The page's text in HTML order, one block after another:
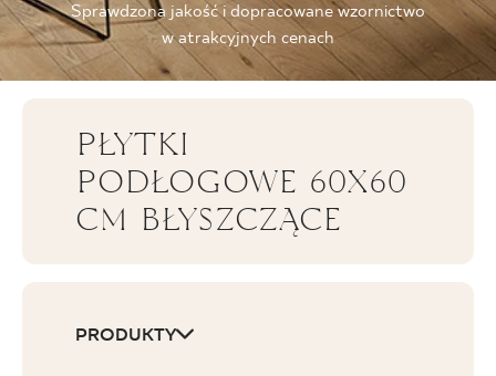
DLA BIZNESU
GDZIE KUPIĆ
Sprawdzona jakość i dopracowane wzornictwo
w atrakcyjnych cenach
PŁYTKI
PODŁOGOWE 60X60
CM BŁYSZCZĄCE
PRODUKTY